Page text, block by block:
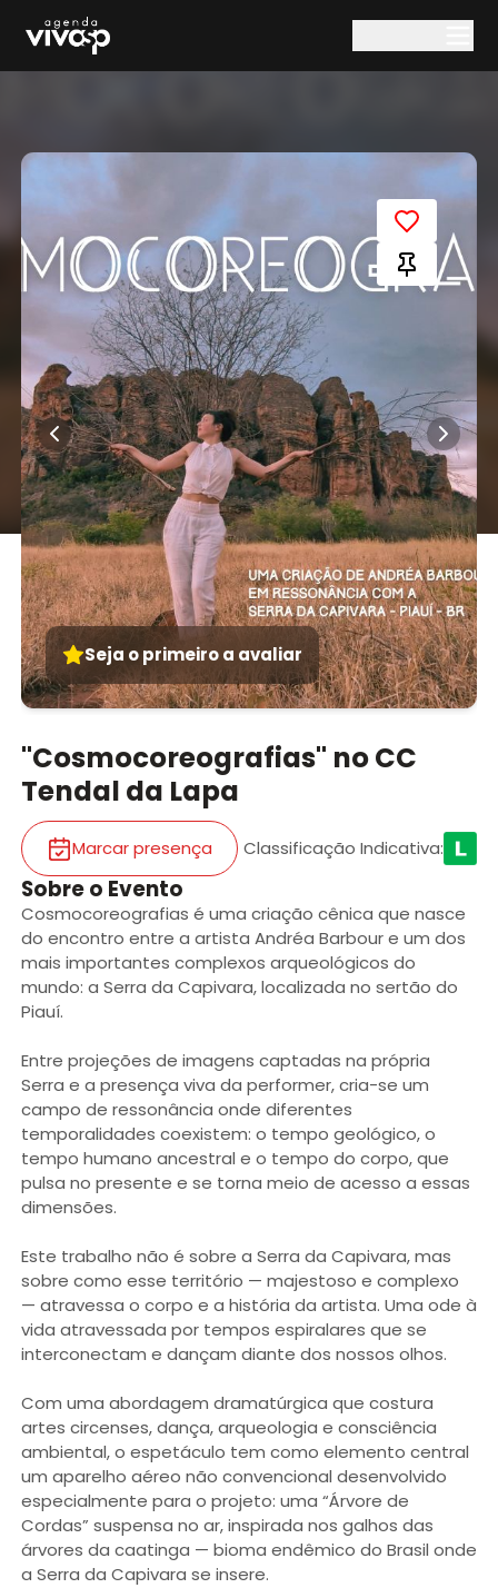
Seja o primeiro a avaliar
"Cosmocoreografias" no CC
Tendal da Lapa
Marcar presença Classificação Indicativa:
Sobre o Evento
Cosmocoreografias é uma criação cênica que nasce
do encontro entre a artista Andréa Barbour e um dos
mais importantes complexos arqueológicos do
mundo: a Serra da Capivara, localizada no sertão do
Piauí.
Entre projeções de imagens captadas na própria
Serra e a presença viva da performer, cria-se um
campo de ressonância onde diferentes
temporalidades coexistem: o tempo geológico, o
tempo humano ancestral e o tempo do corpo, que
pulsa no presente e se torna meio de acesso a essas
dimensões.
Este trabalho não é sobre a Serra da Capivara, mas
sobre como esse território — majestoso e complexo
— atravessa o corpo e a história da artista. Uma ode à
vida atravessada por tempos espiralares que se
interconectam e dançam diante dos nossos olhos.
Com uma abordagem dramatúrgica que costura
artes circenses, dança, arqueologia e consciência
ambiental, o espetáculo tem como elemento central
um aparelho aéreo não convencional desenvolvido
especialmente para o projeto: uma “Árvore de
Cordas” suspensa no ar, inspirada nos galhos das
árvores da caatinga — bioma endêmico do Brasil onde
a Serra da Capivara se insere.